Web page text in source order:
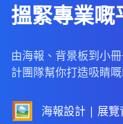
搵緊專業
由海報、背景板到小
計團隊幫你打造吸睛
🖼️ 海報設計 | 展